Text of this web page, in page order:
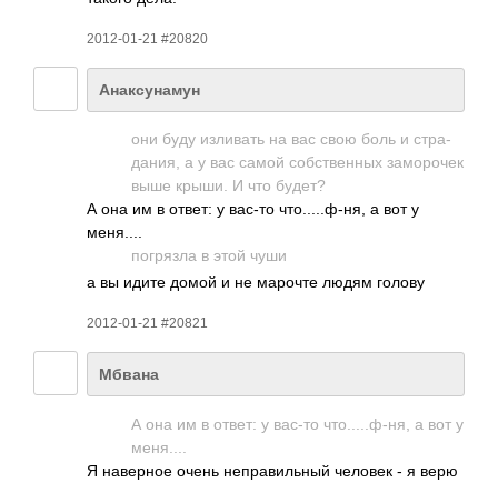
2012-01-21 #20820
Анаксунамун
они буду изли­вать на вас свою боль и стра­
дания, а у вас самой собс­твен­ных замо­рочек
выше крыши. И что будет?
А она им в ответ: у вас-то что.­....­ф-ня, а вот у
меня­....
погр­язла в этой чуши
а вы идите домой и не марочте людям голову
2012-01-21 #20821
Мбвана
А она им в ответ: у вас-то что.­....­ф-ня, а вот у
меня­....
Я наве­рное очень непр­авил­ьный человек - я верю